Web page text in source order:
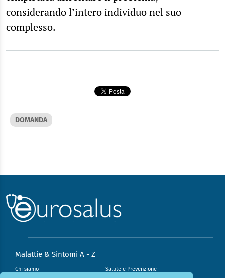
considerando l’intero individuo nel suo
complesso.
DOMANDA
Malattie & Sintomi A - Z
Chi siamo Salute e Prevenzione